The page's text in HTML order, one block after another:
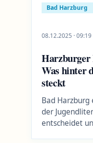
Bad Harzburg
08.12.2025 · 09:19
Harzburger
Was hinter
steckt
Bad Harzburg
der
entscheidet